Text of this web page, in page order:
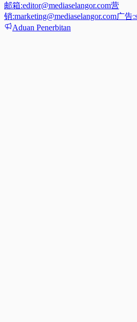
邮箱:editor@mediaselangor.com营
销:marketing@mediaselangor.com广告:
Aduan Penerbitan